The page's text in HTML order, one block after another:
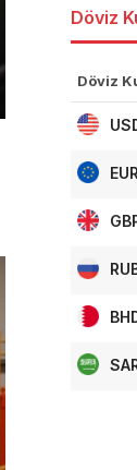
Döviz
Döviz
EUR